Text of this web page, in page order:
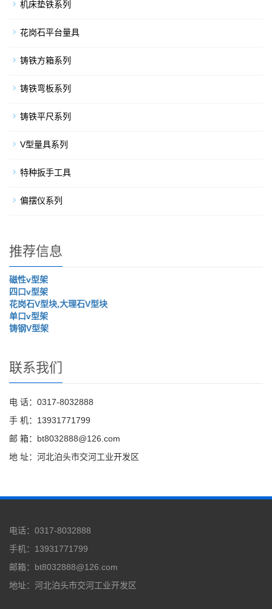
机床垫铁系列
花岗石平台量具
铸铁方箱系列
铸铁弯板系列
铸铁平尺系列
V型量具系列
特种扳手工具
偏摆仪系列
推荐信息
磁性v型架
四口v型架
花岗石V型块,大理石V型块
单口v型架
铸钢V型架
联系我们
电 话：0317-8032888
手 机：13931771799
邮 箱：bt8032888@126.com
地 址：河北泊头市交河工业开发区
电话：0317-8032888
手机：13931771799
邮箱：bt8032888@126.com
地址：河北泊头市交河工业开发区